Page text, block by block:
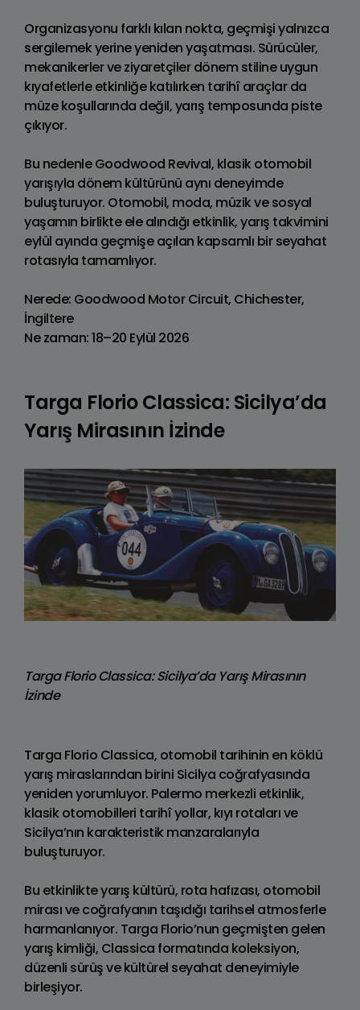
Organizasyonu farklı kılan nokta, geçmişi yalnızca
sergilemek yerine yeniden yaşatması. Sürücüler,
mekanikerler ve ziyaretçiler dönem stiline uygun
kıyafetlerle etkinliğe katılırken tarihî araçlar da
müze koşullarında değil, yarış temposunda piste
çıkıyor.
Bu nedenle Goodwood Revival, klasik otomobil
yarışıyla dönem kültürünü aynı deneyimde
buluşturuyor. Otomobil, moda, müzik ve sosyal
yaşamın birlikte ele alındığı etkinlik, yarış takvimini
eylül ayında geçmişe açılan kapsamlı bir seyahat
rotasıyla tamamlıyor.
Nerede: Goodwood Motor Circuit, Chichester,
İngiltere
Ne zaman: 18–20 Eylül 2026
Targa Florio Classica: Sicilya’da
Yarış Mirasının İzinde
Targa Florio Classica: Sicilya’da Yarış Mirasının
İzinde
Targa Florio Classica, otomobil tarihinin en köklü
yarış miraslarından birini Sicilya coğrafyasında
yeniden yorumluyor. Palermo merkezli etkinlik,
klasik otomobilleri tarihî yollar, kıyı rotaları ve
Sicilya’nın karakteristik manzaralarıyla
buluşturuyor.
Bu etkinlikte yarış kültürü, rota hafızası, otomobil
mirası ve coğrafyanın taşıdığı tarihsel atmosferle
harmanlanıyor. Targa Florio’nun geçmişten gelen
yarış kimliği, Classica formatında koleksiyon,
düzenli sürüş ve kültürel seyahat deneyimiyle
birleşiyor.